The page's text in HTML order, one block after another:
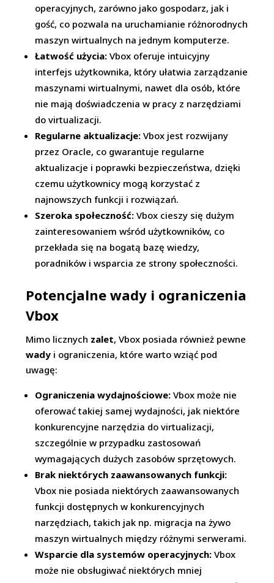
operacyjnych, zarówno jako gospodarz, jak i
gość, co pozwala na uruchamianie różnorodnych
maszyn wirtualnych na jednym komputerze.
Łatwość użycia: Vbox oferuje intuicyjny
interfejs użytkownika, który ułatwia zarządzanie
maszynami wirtualnymi, nawet dla osób, które
nie mają doświadczenia w pracy z narzędziami
do virtualizacji.
Regularne aktualizacje: Vbox jest rozwijany
przez Oracle, co gwarantuje regularne
aktualizacje i poprawki bezpieczeństwa, dzięki
czemu użytkownicy mogą korzystać z
najnowszych funkcji i rozwiązań.
Szeroka społeczność: Vbox cieszy się dużym
zainteresowaniem wśród użytkowników, co
przekłada się na bogatą bazę wiedzy,
poradników i wsparcia ze strony społeczności.
Potencjalne wady i ograniczenia
Vbox
Mimo licznych zalet, Vbox posiada również pewne
wady i ograniczenia, które warto wziąć pod
uwagę:
Ograniczenia wydajnościowe: Vbox może nie
oferować takiej samej wydajności, jak niektóre
konkurencyjne narzędzia do virtualizacji,
szczególnie w przypadku zastosowań
wymagających dużych zasobów sprzętowych.
Brak niektórych zaawansowanych funkcji:
Vbox nie posiada niektórych zaawansowanych
funkcji dostępnych w konkurencyjnych
narzędziach, takich jak np. migracja na żywo
maszyn wirtualnych między różnymi serwerami.
Wsparcie dla systemów operacyjnych: Vbox
może nie obsługiwać niektórych mniej